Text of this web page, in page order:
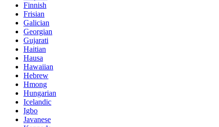
Finnish
Frisian
Galician
Georgian
Gujarati
Haitian
Hausa
Hawaiian
Hebrew
Hmong
Hungarian
Icelandic
Igbo
Javanese